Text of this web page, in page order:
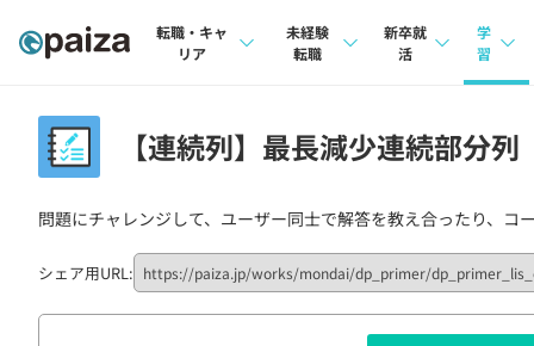
転職・キャ
リア
インタビュー
転職成功ガイド
転職エージェント
未経験
転職
インタビュー
転職成功ガイド
新卒就
活
本選考
新卒エージェント
イベント・セミナー
学
習
問題集
4択
ナレ
リフ
【連続列】最長減少連続部分
問題にチャレンジして、ユーザー同士で解答を教え合ったり、コ
シェア用URL: